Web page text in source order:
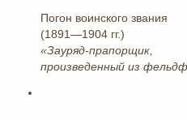
Погон воинского звания
(1891—1904 гг.)
«Зауряд-прапорщик,
произведенный из